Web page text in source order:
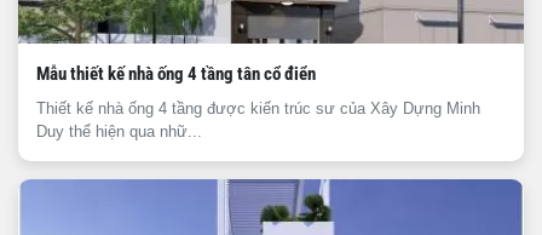
Mẫu thiết kế nhà ống 4 tầng tân cổ điển
Thiết kế nhà ống 4 tầng được kiến trúc sư của Xây Dựng Minh
Duy thể hiện qua nhữ...